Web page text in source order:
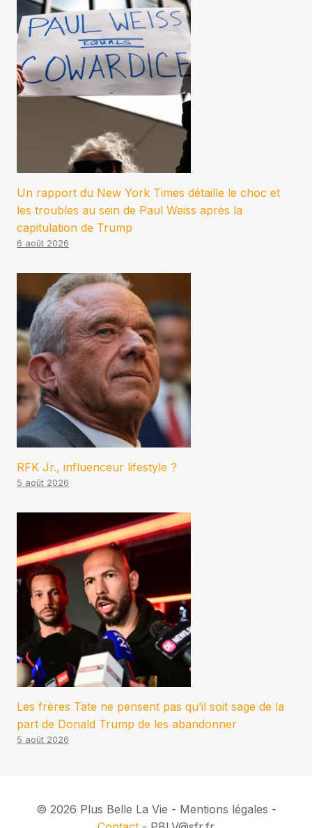
Un rapport du New York Times détaille le choc et
les troubles au sein de Paul Weiss après la
capitulation de Trump
6 août 2026
RFK Jr., influenceur lifestyle ?
5 août 2026
Les frères Tate ne pensent pas qu’il soit sage de la
part de Donald Trump de les abandonner
5 août 2026
© 2026 Plus Belle La Vie - Mentions légales -